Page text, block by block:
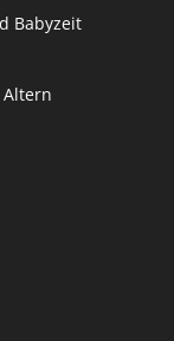
Babyzeit